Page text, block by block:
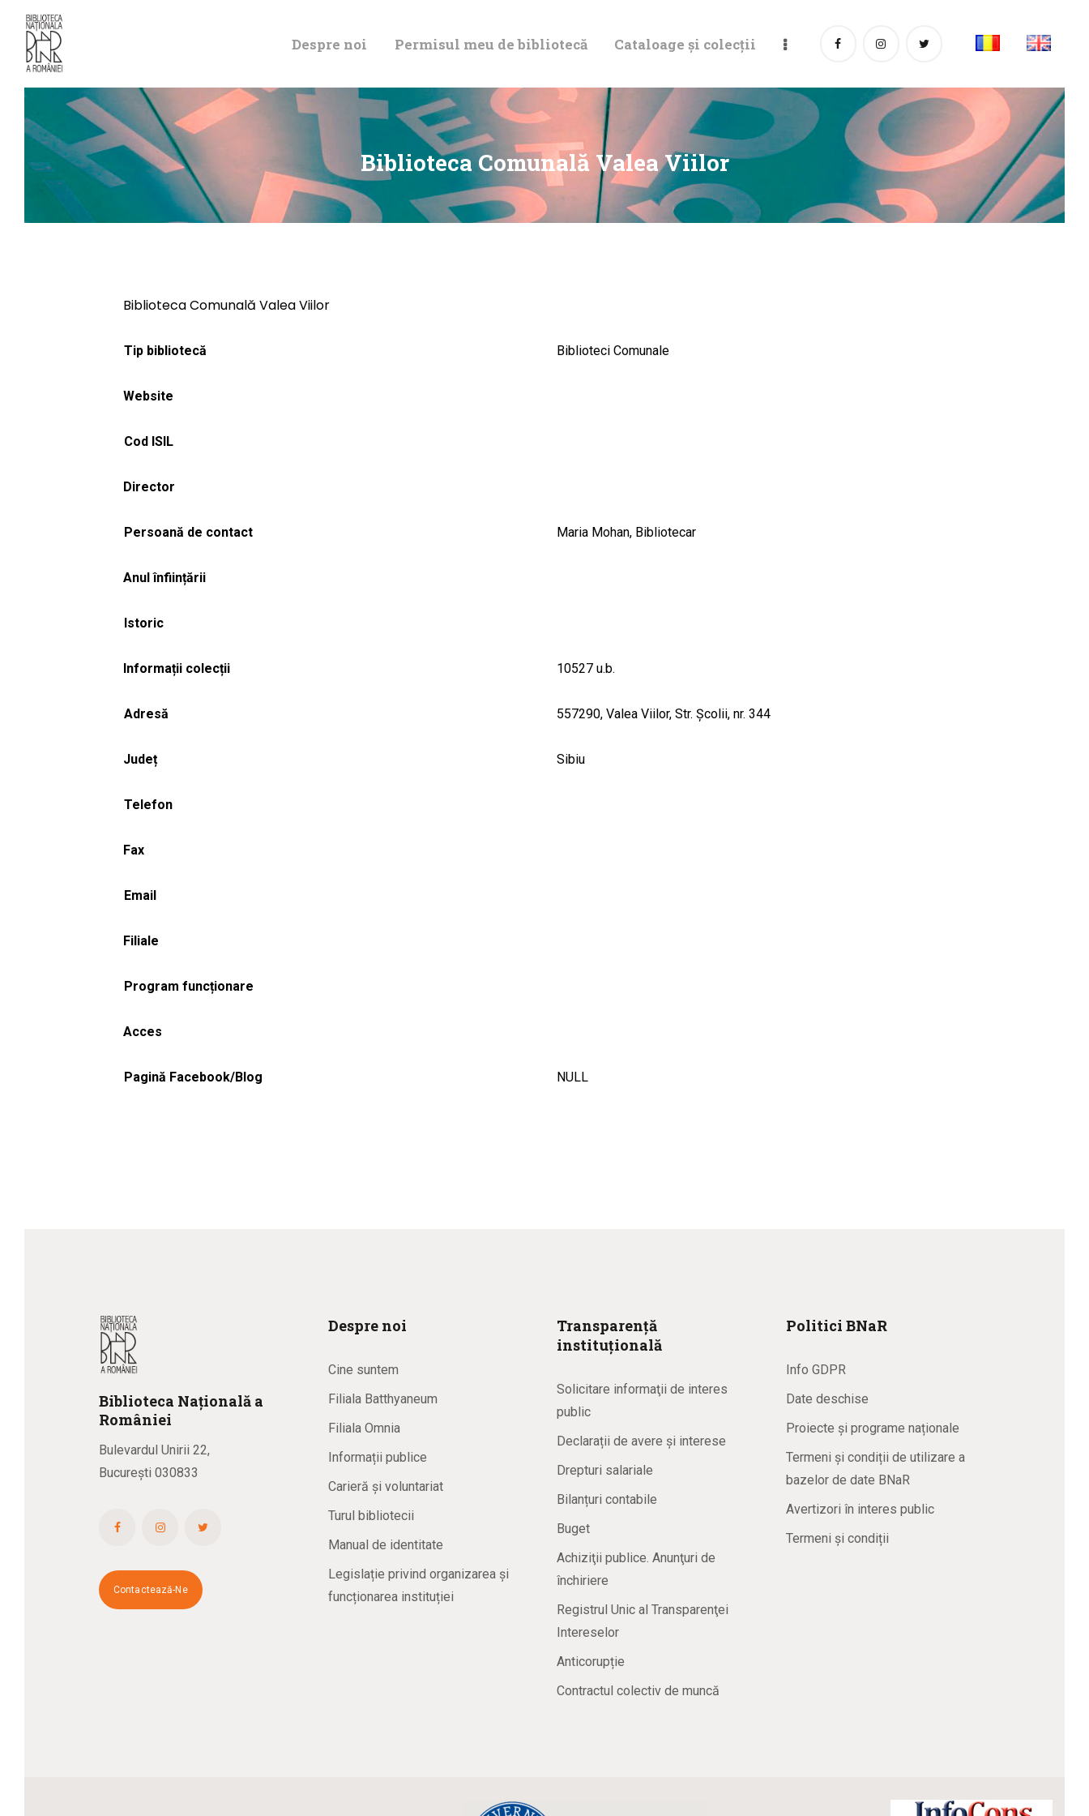
Despre noi Permisul meu de bibliotecă Cataloage și colecții
Biblioteca Comunală Valea Viilor
DE BIBLIOTECĂ
CATALOAGE ȘI
COLECȚII
Biblioteca Comunală Valea Viilor
Tip bibliotecă Biblioteci Comunale
Website
Cod ISIL
Director
Persoană de contact Maria Mohan, Bibliotecar
Anul înființării
Istoric
Informații colecții 10527 u.b.
Adresă 557290, Valea Viilor, Str. Şcolii, nr. 344
Județ Sibiu
Telefon
Fax
Email
Filiale
Program funcționare
Acces
Pagină Facebook/Blog NULL
Biblioteca Națională a
României
Bulevardul Unirii 22,
București 030833
Contactează-Ne
Despre noi
Cine suntem
Filiala Batthyaneum
Filiala Omnia
Informații publice
Carieră și voluntariat
Turul bibliotecii
Manual de identitate
Legislație privind organizarea și
funcționarea instituției
Transparență
instituțională
Solicitare informaţii de interes
public
Declarații de avere și interese
Drepturi salariale
Bilanțuri contabile
Buget
Achiziţii publice. Anunţuri de
închiriere
Registrul Unic al Transparenţei
Intereselor
Anticorupție
Contractul colectiv de muncă
Politici BNaR
Info GDPR
Date deschise
Proiecte și programe naționale
Termeni și condiții de utilizare a
bazelor de date BNaR
Avertizori în interes public
Termeni și condiții